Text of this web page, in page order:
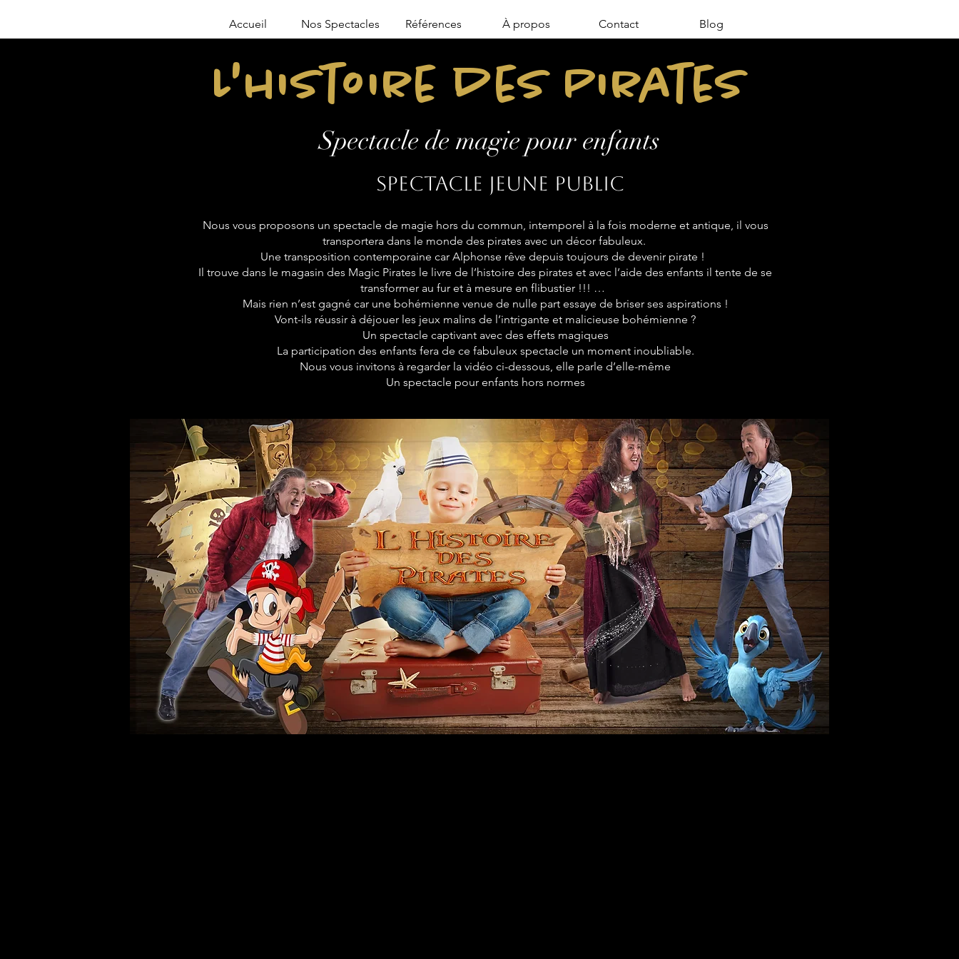
Accueil Nos Spectacles Références À propos Contact Blog
L'histoire des Pirates
Spectacle de magie pour enfants
Spectacle jeune public
Nous vous proposons un spectacle de magie hors du commun, intemporel à la fois moderne et antique, il vous
transportera dans le monde des pirates avec un décor fabuleux.
Une transposition contemporaine car Alphonse rêve depuis toujours de devenir pirate !
Il trouve dans le magasin des Magic Pirates le livre de l’histoire des pirates et avec l’aide des enfants il tente de se
transformer au fur et à mesure en flibustier !!! …
Mais rien n’est gagné car une bohémienne venue de nulle part essaye de briser ses aspirations !
Vont-ils réussir à déjouer les jeux malins de l’intrigante et malicieuse bohémienne ?
Un spectacle captivant avec des effets magiques
La participation des enfants fera de ce fabuleux spectacle un moment inoubliable.
Nous vous invitons à regarder la vidéo ci-dessous, elle parle d’elle-même
Un spectacle pour enfants hors normes